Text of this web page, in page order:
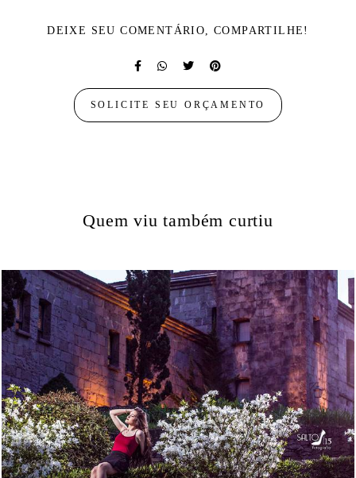
DEIXE SEU COMENTÁRIO, COMPARTILHE!
SOLICITE SEU ORÇAMENTO
Quem viu também curtiu
1701 93